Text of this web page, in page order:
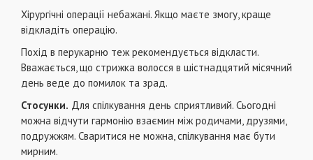
Хірургічні операції небажані. Якщо маєте змогу, краще
відкладіть операцію.
Похід в перукарню теж рекомендується відкласти.
Вважається, що стрижка волосся в шістнадцятий місячний
день веде до помилок та зрад.
Стосунки. Для спілкування день сприятливий. Сьогодні
можна відчути гармонію взаємин між родичами, друзями,
подружжям. Сваритися не можна, спілкування має бути
мирним.